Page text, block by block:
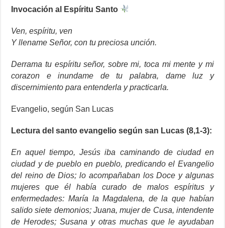
Invocación al Espíritu Santo
Ven, espíritu, ven
Y llename Señor, con tu preciosa unción.
Derrama tu espíritu señor, sobre mi, toca mi mente y mi
corazon e inundame de tu palabra, dame luz y
discernimiento para entenderla y practicarla.
Evangelio, según San Lucas
Lectura del santo evangelio según san Lucas (8,1-3):
En aquel tiempo, Jesús iba caminando de ciudad en
ciudad y de pueblo en pueblo, predicando el Evangelio
del reino de Dios; lo acompañaban los Doce y algunas
mujeres que él había curado de malos espíritus y
enfermedades: María la Magdalena, de la que habían
salido siete demonios; Juana, mujer de Cusa, intendente
de Herodes; Susana y otras muchas que le ayudaban